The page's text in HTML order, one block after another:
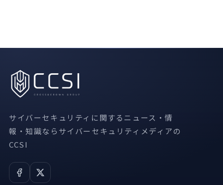
サイバーセキュリティに関するニュース・情
報・知識ならサイバーセキュリティメディアの
CCSI